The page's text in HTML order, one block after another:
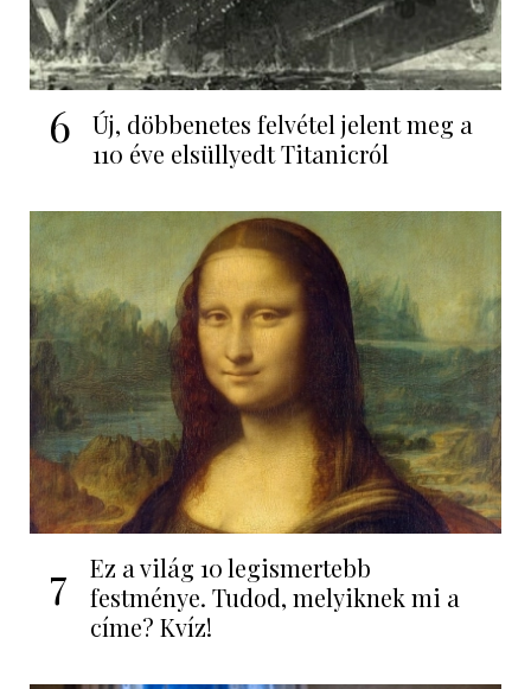
6
Új, döbbenetes felvétel jelent meg a
110 éve elsüllyedt Titanicról
7
Ez a világ 10 legismertebb
festménye. Tudod, melyiknek mi a
címe? Kvíz!